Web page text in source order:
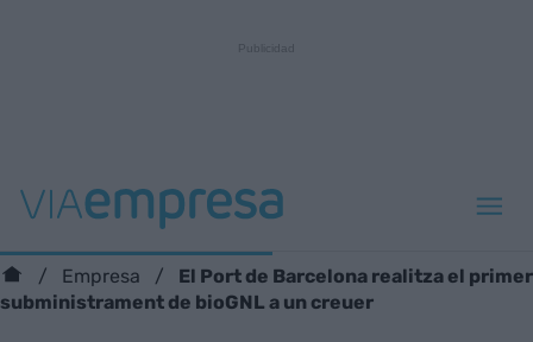
Empresa
El Port de Barcelona realitza el primer
subministrament de bioGNL a un creuer